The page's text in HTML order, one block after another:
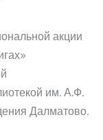
акции
им. А.Ф.
Далматово.